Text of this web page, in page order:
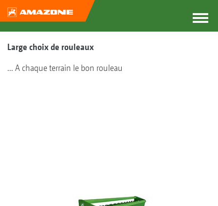
Large choix de rouleaux
... A chaque terrain le bon rouleau